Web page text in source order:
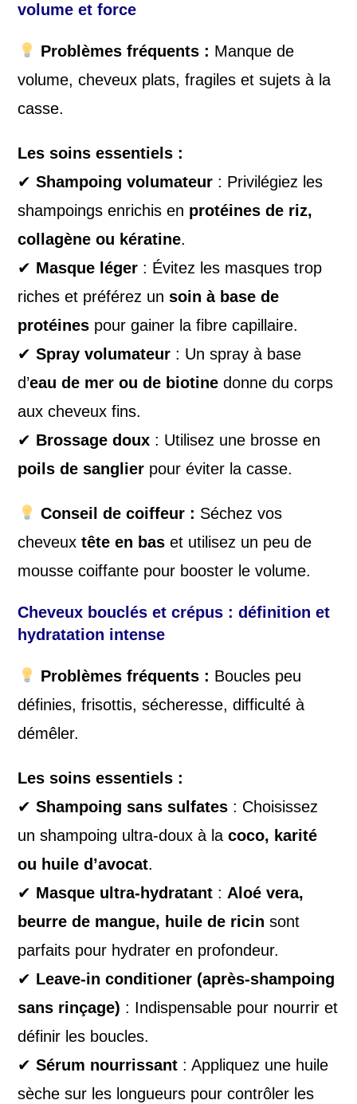
volume et force
Problèmes fréquents : Manque de
volume, cheveux plats, fragiles et sujets à la
casse.
Les soins essentiels :
✔Shampoing volumateur : Privilégiez les
shampoings enrichis en protéines de riz,
collagène ou kératine.
✔ Masque léger : Évitez les masques trop
riches et préférez unsoin à base de
protéines pour gainer la fibre capillaire.
✔Spray volumateur : Un spray à base
d’eau de mer ou de biotine donne du corps
aux cheveux fins.
✔ Brossage doux : Utilisez une brosse en
poils de sanglier pour éviter la casse.
Conseil de coiffeur : Séchez vos
cheveuxtête en bas et utilisez un peu de
mousse coiffante pour booster le volume.
Cheveux bouclés et crépus : définition et
hydratation intense
Problèmes fréquents : Boucles peu
définies, frisottis, sécheresse, difficulté à
démêler.
Les soins essentiels :
✔Shampoing sans sulfates : Choisissez
un shampoing ultra-doux à lacoco, karité
ou huile d’avocat.
✔ Masque ultra-hydratant : Aloé vera,
beurre de mangue, huile de ricin sont
parfaits pour hydrater en profondeur.
✔ Leave-in conditioner (après-shampoing
sans rinçage) : Indispensable pour nourrir et
définir les boucles.
✔Sérum nourrissant : Appliquez une huile
sèche sur les longueurs pour contrôler les